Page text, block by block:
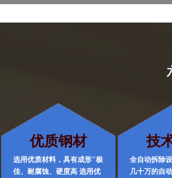
优质钢材
选用优质材料，具有成形"极
佳、耐腐蚀、硬度高 选用优
技
全自动拆除
几十万的自